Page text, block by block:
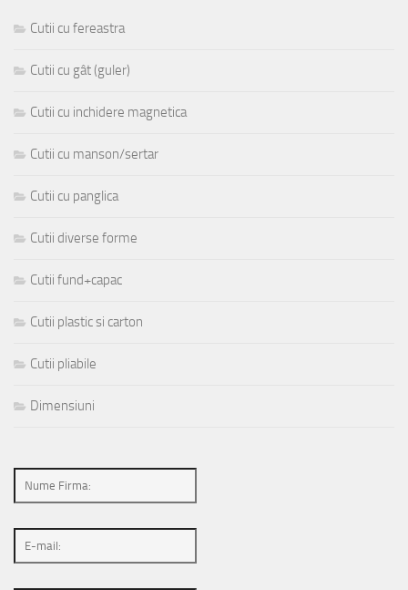
Cutii cu fereastra
Cutii cu gât (guler)
Cutii cu inchidere magnetica
Cutii cu manson/sertar
Cutii cu panglica
Cutii diverse forme
Cutii fund+capac
Cutii plastic si carton
Cutii pliabile
Dimensiuni